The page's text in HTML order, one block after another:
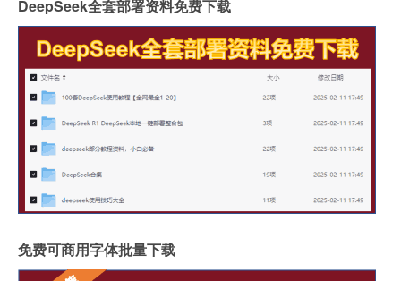
DeepSeek全套部署资料免费下载
免费可商用字体批量下载